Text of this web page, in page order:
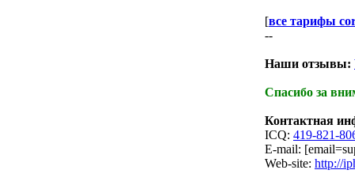
[все тарифы
--
Наши отзывы:
Спасибо за
Контактная
ICQ: 419-821-
E-mail:
Web-site: http://